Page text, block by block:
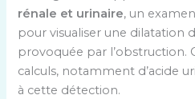
rénale et urinaire, un
pour visualiser une dilatation
provoquée par l’obstruction.
calculs, notamment d’acide
à cette détection.